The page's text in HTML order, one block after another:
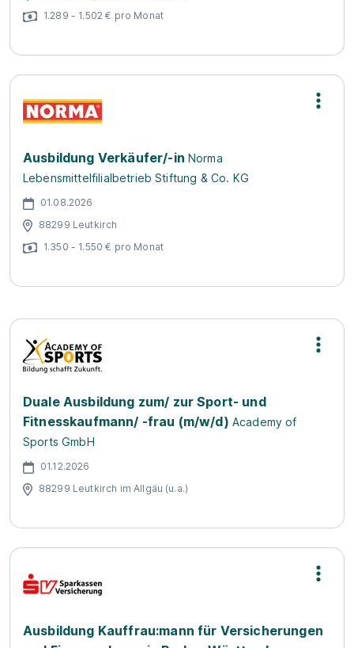
1.289 - 1.502 € pro Monat
Ausbildung Verkäufer/-in Norma
Lebensmittelfilialbetrieb Stiftung & Co. KG
01.08.2026
88299 Leutkirch
1.350 - 1.550 € pro Monat
Duale Ausbildung zum/ zur Sport- und
Fitnesskaufmann/ -frau (m/w/d) Academy of
Sports GmbH
01.12.2026
88299 Leutkirch im Allgäu (u.a.)
Ausbildung Kauffrau:mann für Versicherungen